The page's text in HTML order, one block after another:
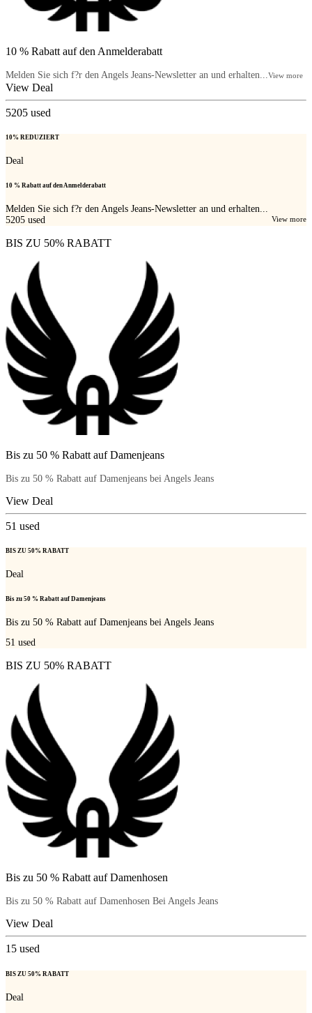
10 % Rabatt auf den Anmelderabatt
Melden Sie sich f?r den Angels Jeans-Newsletter an und erhalten...View more
View Deal
5205 used
10% REDUZIERT
Deal
10 % Rabatt auf den Anmelderabatt
Melden Sie sich f?r den Angels Jeans-Newsletter an und erhalten...
View more
5205 used
BIS ZU 50% RABATT
Bis zu 50 % Rabatt auf Damenjeans
Bis zu 50 % Rabatt auf Damenjeans bei Angels Jeans
View Deal
51 used
BIS ZU 50% RABATT
Deal
Bis zu 50 % Rabatt auf Damenjeans
Bis zu 50 % Rabatt auf Damenjeans bei Angels Jeans
51 used
BIS ZU 50% RABATT
Bis zu 50 % Rabatt auf Damenhosen
Bis zu 50 % Rabatt auf Damenhosen Bei Angels Jeans
View Deal
15 used
BIS ZU 50% RABATT
Deal